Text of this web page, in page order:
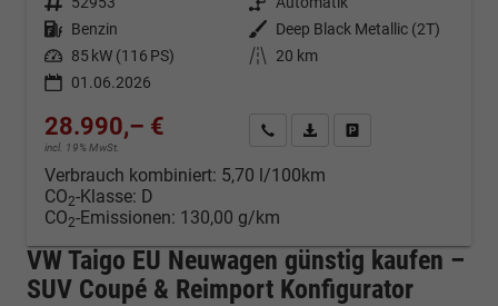
Kraftstoff Benzin Außenfarbe
Deep Black Metallic (2T)
Leistung 85 kW (116 PS) Kilometerstand
20 km
01.06.2026
28.990,– €
incl. 19% MwSt.
Kontakt & Angebot anfordern
PDF-Datei, Fahrzeugexposé
Verbrauch kombiniert: 5,70 l/100km
CO2-Klasse: D
CO2-Emissionen: 130,00 g/km
VW Taigo EU Neuwagen günstig kaufen –
SUV Coupé & Reimport Konfigurator